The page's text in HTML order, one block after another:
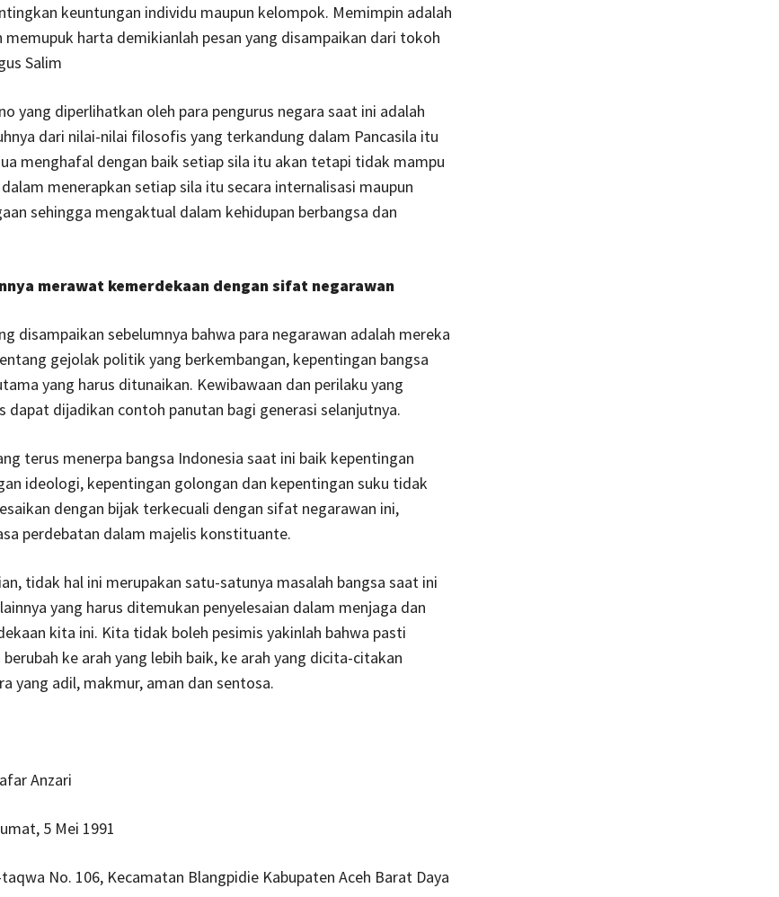
keuntungan individu maupun kelompok. Memimpin adalah
memupuk harta demikianlah pesan yang disampaikan dari tokoh
Salim
yang diperlihatkan oleh para pengurus negara saat ini adalah
dari nilai-nilai filosofis yang terkandung dalam Pancasila itu
menghafal dengan baik setiap sila itu akan tetapi tidak mampu
menerapkan setiap sila itu secara internalisasi maupun
sehingga mengaktual dalam kehidupan berbangsa dan
merawat kemerdekaan dengan sifat negarawan
disampaikan sebelumnya bahwa para negarawan adalah mereka
gejolak politik yang berkembangan, kepentingan bangsa
yang harus ditunaikan. Kewibawaan dan perilaku yang
dapat dijadikan contoh panutan bagi generasi selanjutnya.
terus menerpa bangsa Indonesia saat ini baik kepentingan
ideologi, kepentingan golongan dan kepentingan suku tidak
dengan bijak terkecuali dengan sifat negarawan ini,
perdebatan dalam majelis konstituante.
tidak hal ini merupakan satu-satunya masalah bangsa saat ini
yang harus ditemukan penyelesaian dalam menjaga dan
kita ini. Kita tidak boleh pesimis yakinlah bahwa pasti
ke arah yang lebih baik, ke arah yang dicita-citakan
yang adil, makmur, aman dan sentosa.
Anzari
5 Mei 1991
No. 106, Kecamatan Blangpidie Kabupaten Aceh Barat Daya